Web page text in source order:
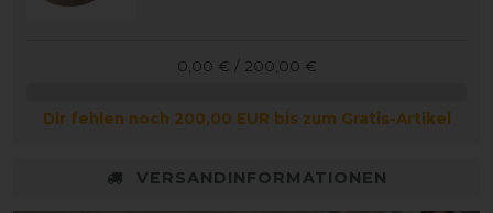
0,00 € / 200,00 €
Dir fehlen noch 200,00 EUR bis zum Gratis-Artikel
VERSANDINFORMATIONEN